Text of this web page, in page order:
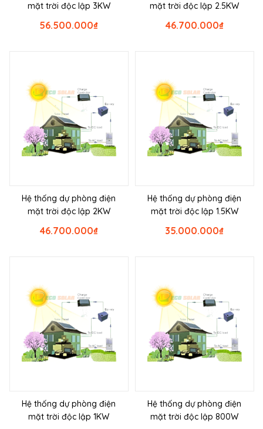
mặt trời độc lập 3KW
₫
56.500.000
mặt trời độc lập 2.5KW
₫
46.700.000
Hệ thống dự phòng điện
mặt trời độc lập 2KW
₫
46.700.000
Hệ thống dự phòng điện
mặt trời độc lập 1.5KW
₫
35.000.000
Hệ thống dự phòng điện
mặt trời độc lập 1KW
Hệ thống dự phòng điện
mặt trời độc lập 800W